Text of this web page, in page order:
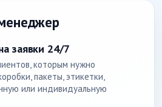
заявки 24/7
которым нужно
пакеты, этикетки,
или индивидуальную